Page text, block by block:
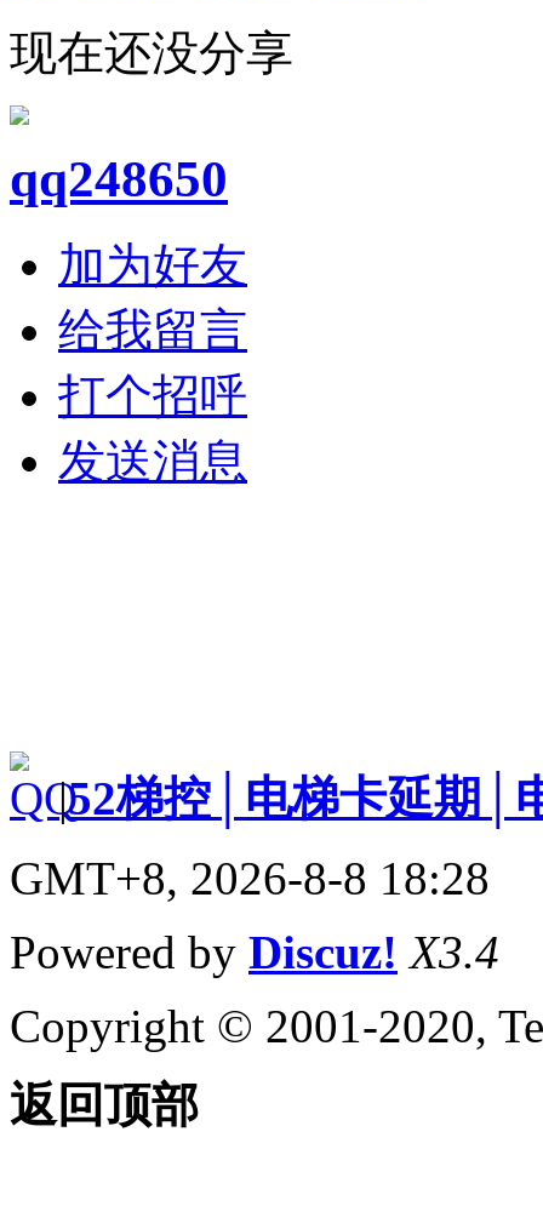
现在还没分享
qq248650
加为好友
给我留言
打个招呼
发送消息
|52梯控│电梯卡延期│
GMT+8, 2026-8-8 18:28
Powered by Discuz! X3.4
Copyright © 2001-2020,
返回顶部